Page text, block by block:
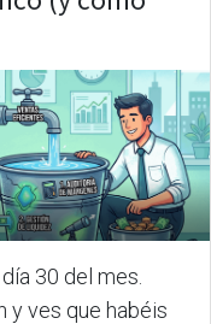
30 del mes.
y ves que habéis